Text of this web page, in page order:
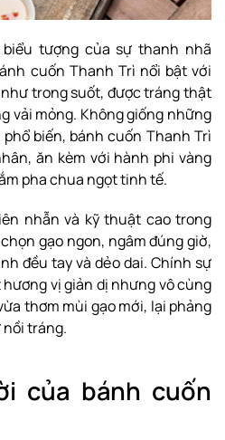
tượng của sự thanh nhã
cuốn Thanh Trì nổi bật với
trong suốt, được tráng thật
vải mỏng. Không giống những
biến, bánh cuốn Thanh Trì
ăn kèm với hành phi vàng
pha chua ngọt tinh tế.
nhẫn và kỹ thuật cao trong
gạo ngon, ngâm đúng giờ,
đều tay và dẻo dai. Chính sự
vị giản dị nhưng vô cùng
thơm mùi gạo mới, lại phảng
tráng.
của bánh cuốn